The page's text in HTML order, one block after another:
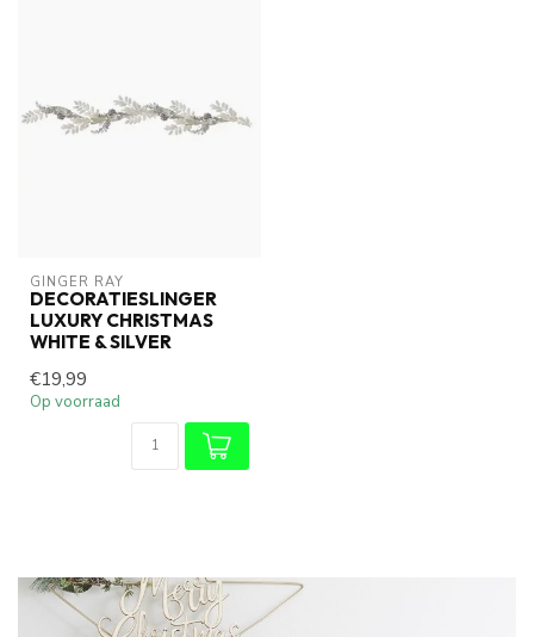
GINGER RAY
DECORATIESLINGER
LUXURY CHRISTMAS
WHITE & SILVER
€19,99
Op voorraad